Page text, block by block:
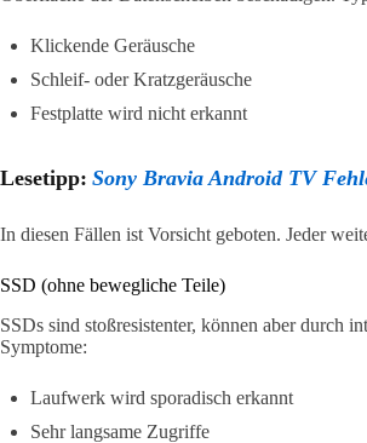
Klickende Geräusche
Schleif- oder Kratzgeräusche
Festplatte wird nicht erkannt
Lesetipp: Sony Bravia Android TV
In diesen Fällen ist Vorsicht geboten. Jeder
SSD (ohne bewegliche Teile)
SSDs sind stoßresistenter, können aber durch
Symptome:
Laufwerk wird sporadisch erkannt
Sehr langsame Zugriffe